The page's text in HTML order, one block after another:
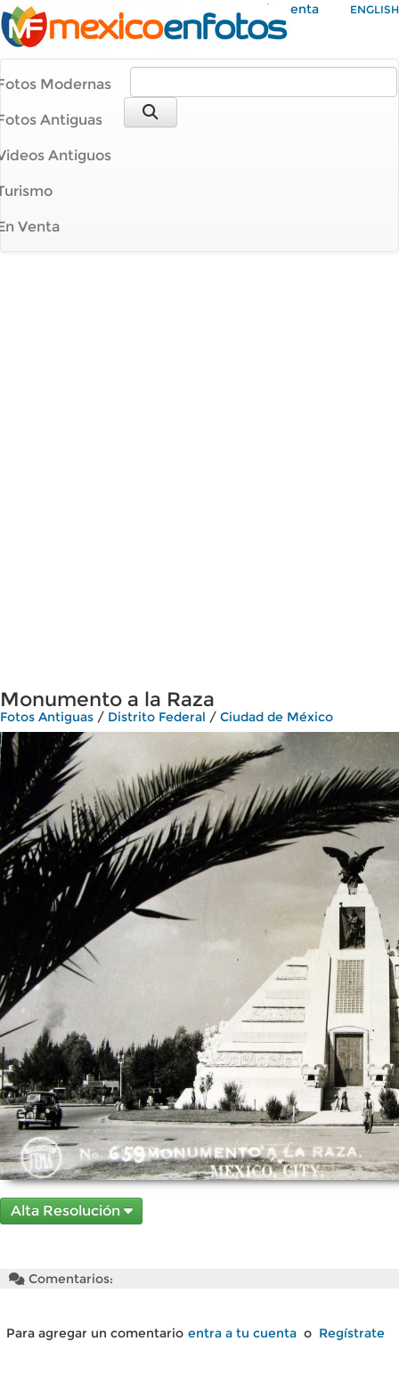
Mi Cuenta ENGLISH
Modernas
Antiguas
Antiguos
Venta
Monumento a la Raza
Fotos Antiguas / Distrito Federal / Ciudad de México
Alta Resolución
Comentarios:
Para agregar un comentario entra a tu cuenta o Regístrate